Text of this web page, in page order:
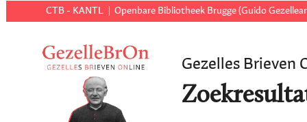
CTB - KANTL Openbare Bibliotheek Brugge (Guido
Gezelles Brieven